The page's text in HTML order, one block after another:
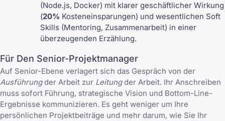
(Node.js, Docker) mit klarer geschäftlicher Wirkung
(20% Kosteneinsparungen) und wesentlichen Soft
Skills (Mentoring, Zusammenarbeit) in einer
überzeugenden Erzählung.
Für Den Senior-Projektmanager
Auf Senior-Ebene verlagert sich das Gespräch von der
Ausführungder Arbeit zur Leitungder Arbeit. Ihr Anschreiben
muss sofort Führung, strategische Vision und Bottom-Line-
Ergebnisse kommunizieren. Es geht weniger um Ihre
persönlichen Projektbeiträge und mehr darum, wie Sie Ihr